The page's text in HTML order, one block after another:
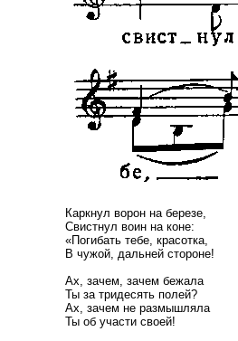
Каркнул ворон на березе,
Свистнул воин на коне:
«Погибать тебе, красотка,
В чужой, дальней стороне!
Ах, зачем, зачем бежала
Ты за тридесять полей?
Ах, зачем не размышляла
Ты об участи своей!